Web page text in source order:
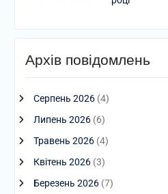
Архів повідомлень
Серпень 2026(4)
Липень 2026(6)
Травень 2026(4)
Квітень 2026(3)
Березень 2026(7)